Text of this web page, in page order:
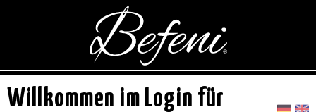
Willkommen im Login für